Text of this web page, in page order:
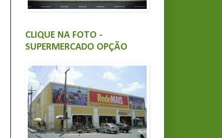
CLIQUE NA FOTO -
SUPERMERCADO OPÇÃO